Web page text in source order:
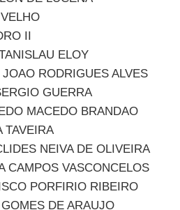
II
ELOY
RODRIGUES ALVES
GUERRA
MACEDO BRANDAO
TAVEIRA
NEIVA DE OLIVEIRA
CAMPOS VASCONCELOS
PORFIRIO RIBEIRO
DE ARAUJO